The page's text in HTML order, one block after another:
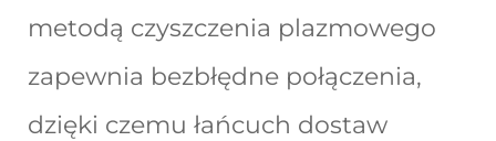
metodą czyszczenia plazmowego
zapewnia bezbłędne połączenia,
dzięki czemu łańcuch dostaw